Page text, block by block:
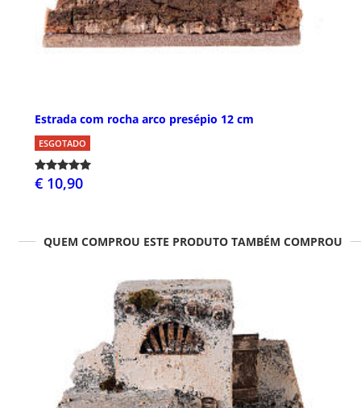
Estrada com rocha arco presépio 12 cm
ESGOTADO
€ 10,90
QUEM COMPROU ESTE PRODUTO TAMBÉM COMPROU